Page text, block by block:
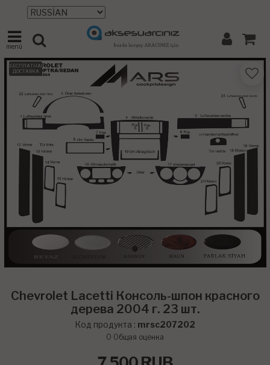
menü
БЕСПЛАТНАЯ
ДОСТАВКА
Chevrolet Lacetti Консоль-шпон красного
дерева 2004 г. 23 шт.
Код продукта : mrsc207202
0 Общая оценка